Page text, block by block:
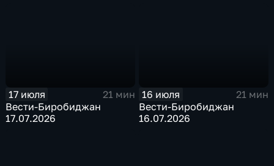
17 июля
21 мин
Вести-Биробиджан
17.07.2026
16 июля
21 мин
Вести-Биробиджан
16.07.2026